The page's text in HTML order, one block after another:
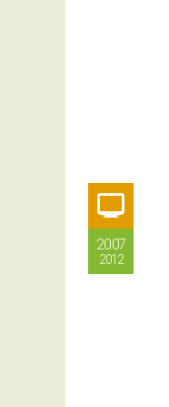
20.07
2012